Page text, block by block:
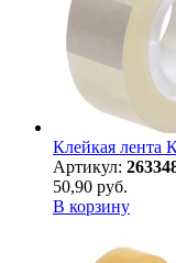
Клейкая лента
Артикул:
50,90 руб.
В корзину